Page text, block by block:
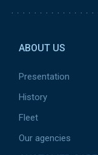
ABOUT US
Presentation
History
Fleet
Our agencies